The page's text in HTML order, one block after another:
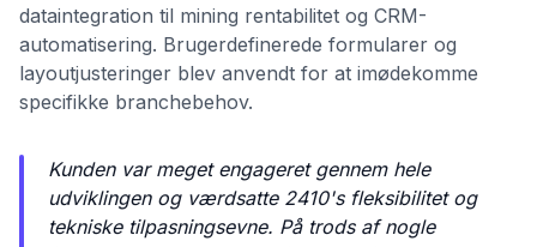
dataintegration til mining rentabilitet og CRM-
automatisering. Brugerdefinerede formularer og
layoutjusteringer blev anvendt for at imødekomme
specifikke branchebehov.
Kunden var meget engageret gennem hele
udviklingen og værdsatte 2410's fleksibilitet og
tekniske tilpasningsevne. På trods af nogle